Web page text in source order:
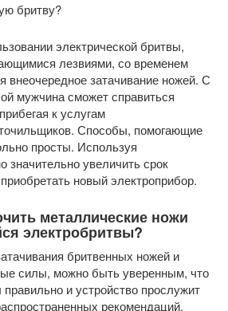
бритву?
электрической бритвы,
лезвиями, со временем
внеочередное затачивание ножей. С
мужчина сможет справиться
к услугам
Способы, помогающие
просты. Используя
значительно увеличить срок
новый электроприбор.
металлические ножи
электробритвы?
бритвенных ножей и
силы, можно быть уверенным, что
и устройство прослужит
рекомендаций,